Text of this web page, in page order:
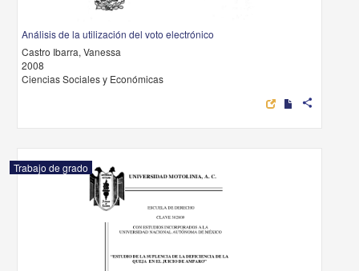
Análisis de la utilización del voto electrónico
Castro Ibarra, Vanessa
2008
Ciencias Sociales y Económicas
share
Trabajo de grado